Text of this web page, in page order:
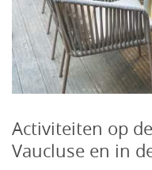
Activiteiten op
Vaucluse en in